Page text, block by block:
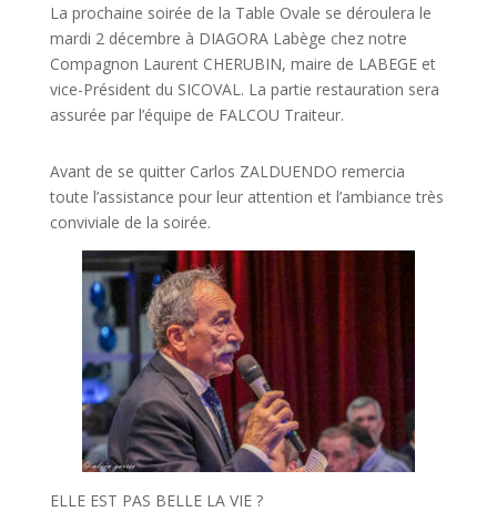
La prochaine soirée de la Table Ovale se déroulera le
mardi 2 décembre à DIAGORA Labège chez notre
Compagnon Laurent CHERUBIN, maire de LABEGE et
vice-Président du SICOVAL. La partie restauration sera
assurée par l’équipe de FALCOU Traiteur.
Avant de se quitter Carlos ZALDUENDO remercia
toute l’assistance pour leur attention et l’ambiance très
conviviale de la soirée.
ELLE EST PAS BELLE LA VIE ?